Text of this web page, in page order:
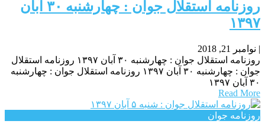
روزنامه استقلال جوان : چهارشنبه ۳۰ آبان
۱۳۹۷
| نوامبر 21, 2018
روزنامه استقلال جوان : چهارشنبه ۳۰ آبان ۱۳۹۷ روزنامه استقلال
جوان : چهارشنبه ۳۰ آبان ۱۳۹۷ روزنامه استقلال جوان : چهارشنبه
۳۰ آبان ۱۳۹۷
Read More
روزنامه جوان